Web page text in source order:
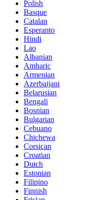
Polish
Basque
Catalan
Esperanto
Hindi
Lao
Albanian
Amharic
Armenian
Azerbaijani
Belarusian
Bengali
Bosnian
Bulgarian
Cebuano
Chichewa
Corsican
Croatian
Dutch
Estonian
Filipino
Finnish